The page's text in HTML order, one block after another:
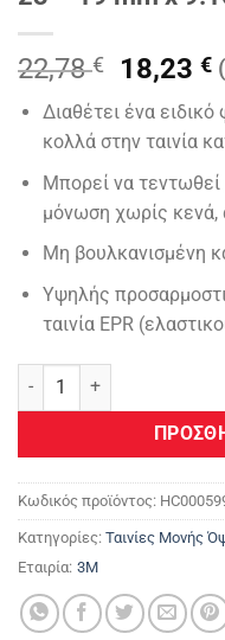
22,78€
Original
price
was:
22,78 €.
18,23€
Διαθέτει ένα
κολλά στην ταινία
Μπορεί να τεντωθεί
μόνωση χωρίς κενά,
Μη βουλκανισμένη
Υψηλής
ταινία EPR
3Μ™ Scotch®
Κωδικός προϊόντος:
Κατηγορίες: Ταινίες Μονής
Εταιρία: 3M